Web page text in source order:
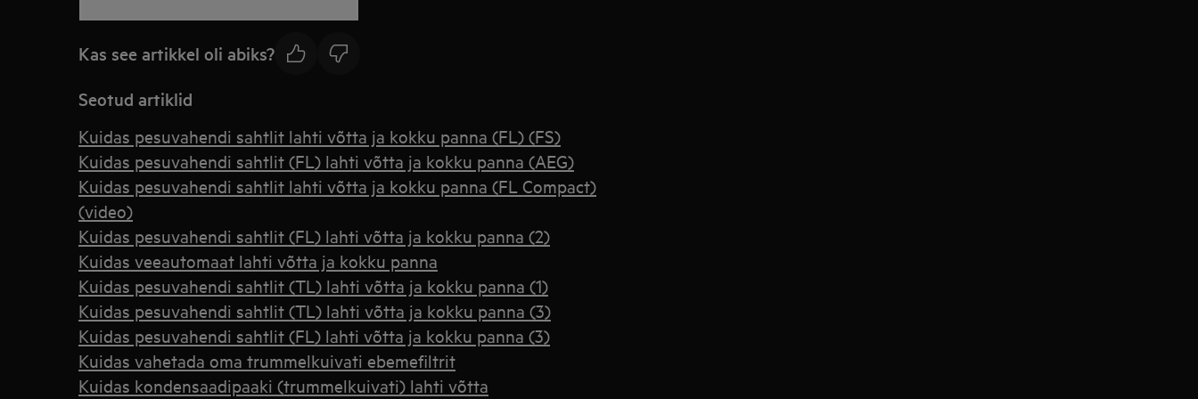
Kas see artikkel oli abiks?
Seotud artiklid
Kuidas pesuvahendi sahtlit lahti võtta ja kokku panna (FL) (FS)
Kuidas pesuvahendi sahtlit (FL) lahti võtta ja kokku panna (AEG)
Kuidas pesuvahendi sahtlit lahti võtta ja kokku panna (FL Compact)
(video)
Kuidas pesuvahendi sahtlit (FL) lahti võtta ja kokku panna (2)
Kuidas veeautomaat lahti võtta ja kokku panna
Kuidas pesuvahendi sahtlit (TL) lahti võtta ja kokku panna (1)
Kuidas pesuvahendi sahtlit (TL) lahti võtta ja kokku panna (3)
Kuidas pesuvahendi sahtlit (FL) lahti võtta ja kokku panna (3)
Kuidas vahetada oma trummelkuivati ebemefiltrit
Kuidas kondensaadipaaki (trummelkuivati) lahti võtta